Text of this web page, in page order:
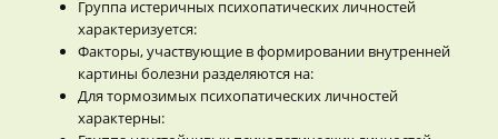
Группа истеричных психопатических личностей
характеризуется:
Факторы, участвующие в формировании внутренней
картины болезни разделяются на:
Для тормозимых психопатических личностей
характерны: